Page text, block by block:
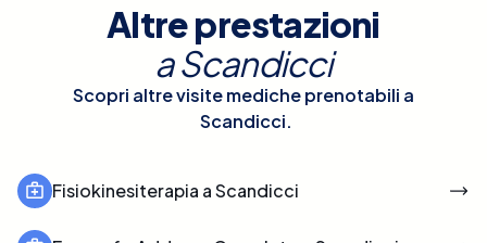
Altre prestazioni
aScandicci
Scopri altre visite mediche prenotabili a
Scandicci.
Fisiokinesiterapia a Scandicci